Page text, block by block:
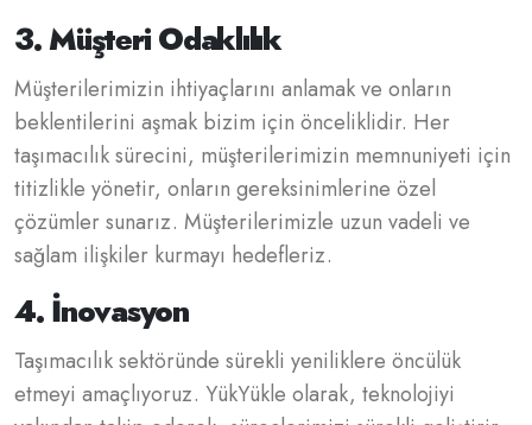
3. Müşteri Odaklılık
Müşterilerimizin ihtiyaçlarını anlamak ve onların
beklentilerini aşmak bizim için önceliklidir. Her
taşımacılık sürecini, müşterilerimizin memnuniyeti için
titizlikle yönetir, onların gereksinimlerine özel
çözümler sunarız. Müşterilerimizle uzun vadeli ve
sağlam ilişkiler kurmayı hedefleriz.
4. İnovasyon
Taşımacılık sektöründe sürekli yeniliklere öncülük
etmeyi amaçlıyoruz. YükYükle olarak, teknolojiyi